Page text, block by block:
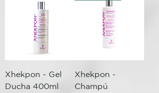
Xhekpon - Gel
Ducha 400ml
Xhekpon -
Champú